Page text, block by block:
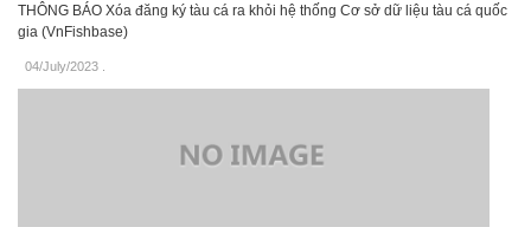
THÔNG BÁO Xóa đăng ký tàu cá ra khỏi hệ thống Cơ sở dữ liệu tàu cá quốc
gia (VnFishbase)
04/July/2023